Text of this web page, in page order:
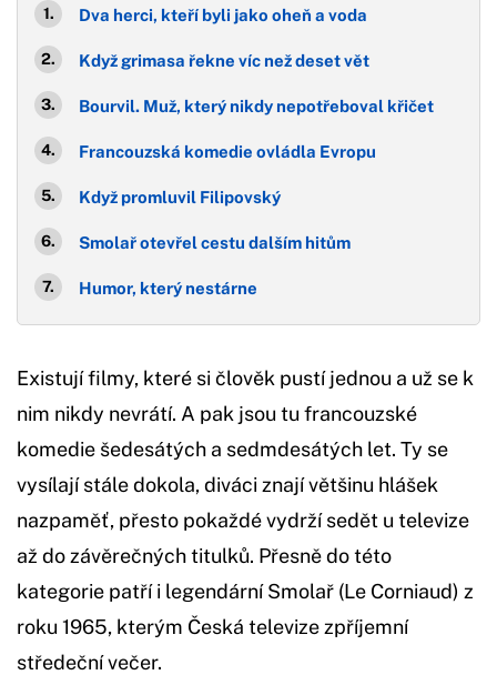
Dva herci, kteří byli jako oheň a voda
Když grimasa řekne víc než deset vět
Bourvil. Muž, který nikdy nepotřeboval křičet
Francouzská komedie ovládla Evropu
Když promluvil Filipovský
Smolař otevřel cestu dalším hitům
Humor, který nestárne
Existují filmy, které si člověk pustí jednou a už se k
nim nikdy nevrátí. A pak jsou tu francouzské
komedie šedesátých a sedmdesátých let. Ty se
vysílají stále dokola, diváci znají většinu hlášek
nazpaměť, přesto pokaždé vydrží sedět u televize
až do závěrečných titulků. Přesně do této
kategorie patří i legendární Smolař (Le Corniaud) z
roku 1965, kterým Česká televize zpříjemní
středeční večer.